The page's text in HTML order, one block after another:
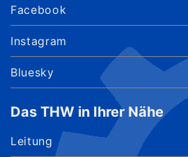
Facebook
Instagram
Bluesky
Das THW in Ihrer Nähe
Leitung